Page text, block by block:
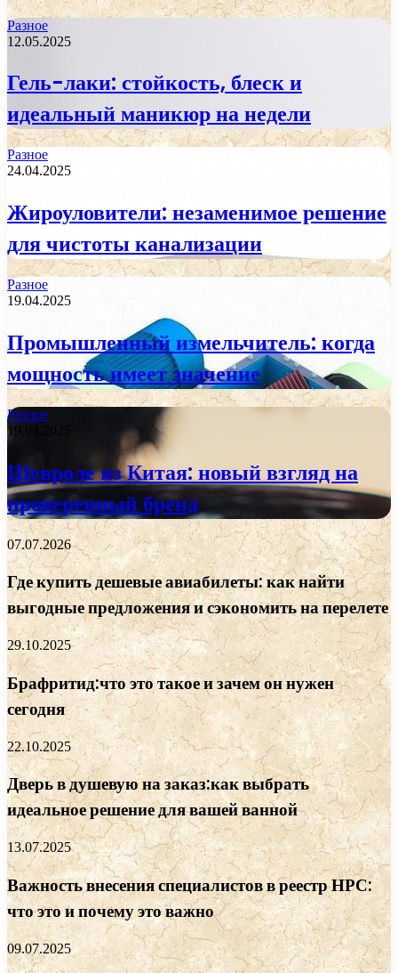
Разное
12.05.2025
Гель-лаки: стойкость, блеск и
идеальный маникюр на недели
Разное
24.04.2025
Жироуловители: незаменимое решение
для чистоты канализации
Разное
19.04.2025
Промышленный измельчитель: когда
мощность имеет значение
Разное
19.04.2025
Шевроле из Китая: новый взгляд на
проверенный бренд
07.07.2026
Где купить дешевые авиабилеты: как найти
выгодные предложения и сэкономить на перелете
29.10.2025
Брафритид:что это такое и зачем он нужен
сегодня
22.10.2025
Дверь в душевую на заказ:как выбрать
идеальное решение для вашей ванной
13.07.2025
Важность внесения специалистов в реестр НРС:
что это и почему это важно
09.07.2025